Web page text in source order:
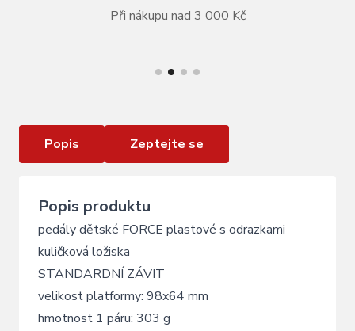
Při nákupu nad 3 000 Kč
pedály dětské FORCE 481 STANDARDNÍ závit,
Popis Zeptejte se
Popis produktu
pedály dětské FORCE plastové s odrazkami
kuličková ložiska
STANDARDNÍ ZÁVIT
velikost platformy: 98x64 mm
hmotnost 1 páru: 303 g